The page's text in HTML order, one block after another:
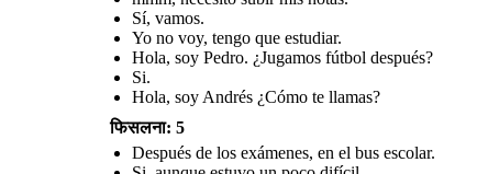
Sí, vamos.
Yo no voy, tengo que estudiar.
Hola, soy Pedro. ¿Jugamos fútbol después?
Si.
Hola, soy Andrés ¿Cómo te llamas?
फिसलना: 5
Después de los exámenes, en el bus escolar.